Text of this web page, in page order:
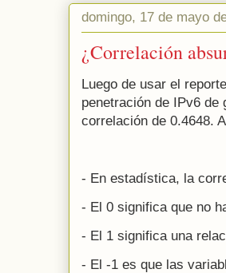
domingo, 17 de mayo
¿Correlación
Luego de usar el
penetración de IPv6 de
correlación de 0.4648.
- En estadística, la
- El 0 significa que no
- El 1 significa una
- El -1 es que las